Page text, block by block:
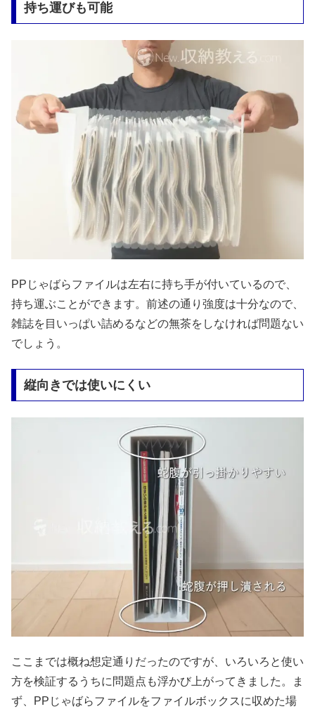
持ち運びも可能
PPじゃばらファイルは左右に持ち手が付いているので、
持ち運ぶことができます。前述の通り強度は十分なので、
雑誌を目いっぱい詰めるなどの無茶をしなければ問題ない
でしょう。
縦向きでは使いにくい
ここまでは概ね想定通りだったのですが、いろいろと使い
方を検証するうちに問題点も浮かび上がってきました。ま
ず、PPじゃばらファイルをファイルボックスに収めた場